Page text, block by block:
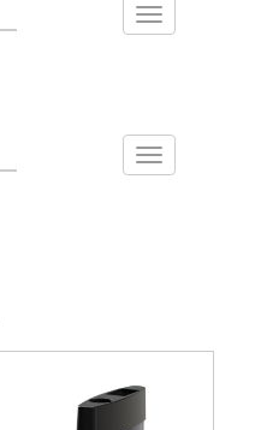
Toggle
Toggle